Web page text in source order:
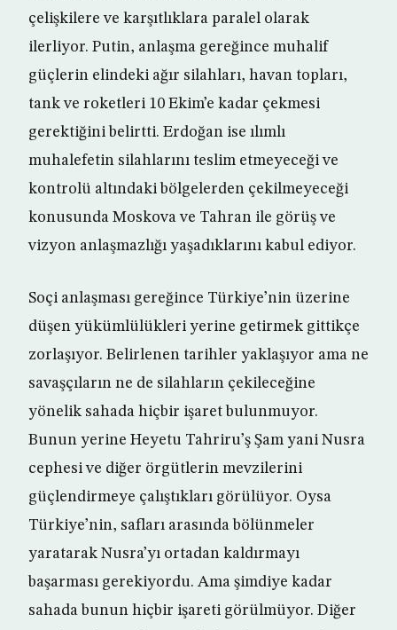
çelişkilere ve karşıtlıklara paralel olarak
ilerliyor. Putin, anlaşma gereğince muhalif
güçlerin elindeki ağır silahları, havan topları,
tank ve roketleri 10 Ekim’e kadar çekmesi
gerektiğini belirtti. Erdoğan ise ılımlı
muhalefetin silahlarını teslim etmeyeceği ve
kontrolü altındaki bölgelerden çekilmeyeceği
konusunda Moskova ve Tahran ile görüş ve
vizyon anlaşmazlığı yaşadıklarını kabul ediyor.
Soçi anlaşması gereğince Türkiye’nin üzerine
düşen yükümlülükleri yerine getirmek gittikçe
zorlaşıyor. Belirlenen tarihler yaklaşıyor ama ne
savaşçıların ne de silahların çekileceğine
yönelik sahada hiçbir işaret bulunmuyor.
Bunun yerine Heyetu Tahriru’ş Şam yani Nusra
cephesi ve diğer örgütlerin mevzilerini
güçlendirmeye çalıştıkları görülüyor. Oysa
Türkiye’nin, safları arasında bölünmeler
yaratarak Nusra’yı ortadan kaldırmayı
başarması gerekiyordu. Ama şimdiye kadar
sahada bunun hiçbir işareti görülmüyor. Diğer